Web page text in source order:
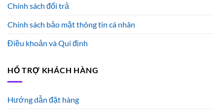
Chính sách đổi trả
Chính sách bảo mật thông tin cá nhân
Điều khoản và Qui định
HỔ TRỢ KHÁCH HÀNG
Hướng dẫn đặt hàng